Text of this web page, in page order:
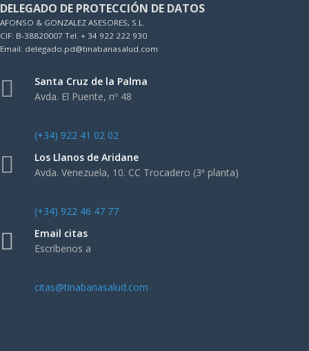
DELEGADO DE PROTECCIÓN DE DATOS
AFONSO & GONZALEZ ASESORES, S.L.
CIF: B-38820007 Tel. + 34 922 222 930
Email: delegado.pd@tinabanasalud.com
Santa Cruz de la Palma
Avda. El Puente, nº 48
(+34) 922 41 02 02
Los Llanos de Aridane
Avda. Venezuela, 10. CC Trocadero (3ª planta)
(+34) 922 46 47 77
Email citas
Escríbenos a
citas@tinabanasalud.com